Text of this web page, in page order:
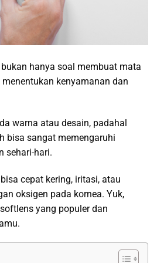
bukan hanya soal membuat mata
kenyamanan dan
warna atau desain, padahal
bisa sangat memengaruhi
sehari-hari.
cepat kering, iritasi, atau
oksigen pada kornea. Yuk,
yang populer dan